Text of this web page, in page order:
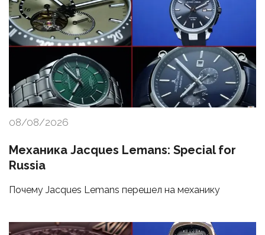
08/08/2026
Механика Jacques Lemans: Special for
Russia
Почему Jacques Lemans перешел на механику